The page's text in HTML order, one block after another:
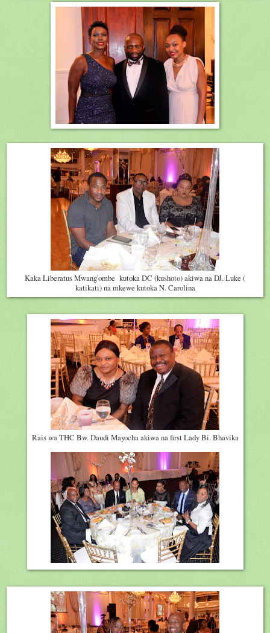
Kaka Liberatus Mwang'ombe kutoka DC (kushoto) akiwa na DJ. Luke (
katikati) na mkewe kutoka N. Carolina
Rais wa THC Bw. Daudi Mayocha akiwa na first Lady Bi. Bhavika